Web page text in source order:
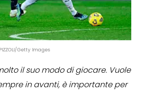
Getty Images
il suo modo di giocare. Vuole
in avanti, è importante per